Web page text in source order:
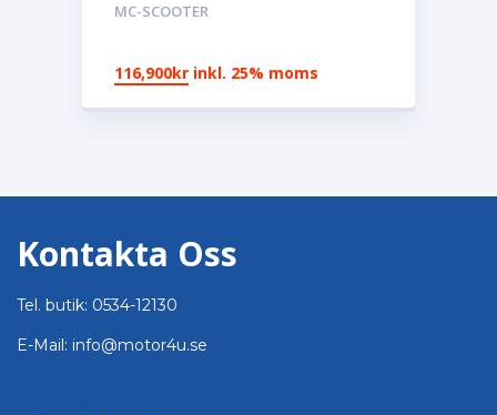
MC-SCOOTER
116,900kr inkl. 25% moms
Kontakta Oss
Tel. butik: 0534-12130
E-Mail: info@motor4u.se